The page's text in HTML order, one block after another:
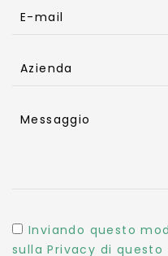
E-mail
Azienda
Messaggio
Inviando questo
sulla Privacy di